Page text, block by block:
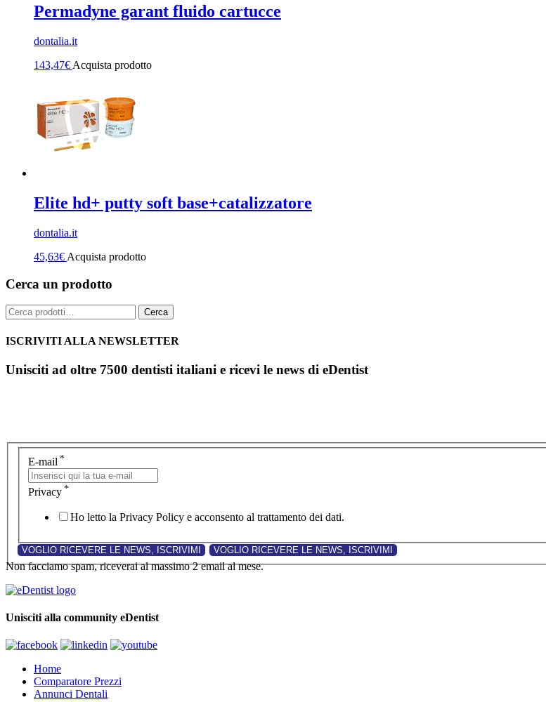
Permadyne garant fluido cartucce
dontalia.it
143,47€ Acquista prodotto
Elite hd+ putty soft base+catalizzatore
dontalia.it
45,63€ Acquista prodotto
Cerca un prodotto
Cerca: Cerca
ISCRIVITI ALLA NEWSLETTER
Unisciti ad oltre 7500 dentisti italiani e ricevi le news di eDentist
E-mail *
Privacy *
Ho letto la Privacy Policy e acconsento al trattamento dei dati.
Non facciamo spam, riceverai al massimo 2 email al mese.
Unisciti alla community eDentist
Home
Comparatore Prezzi
Annunci Dentali